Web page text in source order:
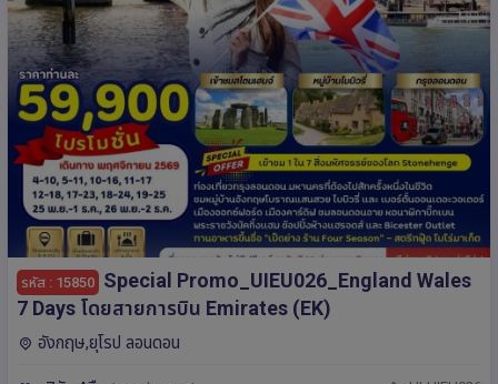
รหัส : 15850 Special Promo_UIEU026_England Wales
7 Days โดยสายการบิน Emirates (EK)
อังกฤษ,ยุโรป ลอนดอน